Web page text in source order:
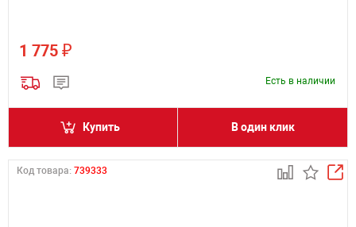
1 775 ₽
Есть в наличии
Купить В один клик
Код товара: 739333